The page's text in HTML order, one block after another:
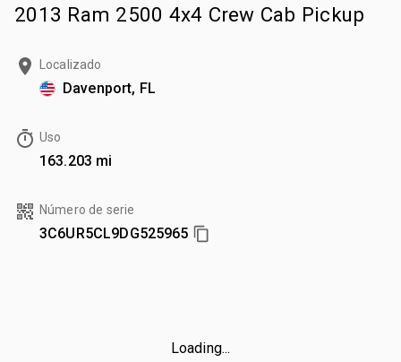
2013 Ram 2500 4x4 Crew Cab Pickup
Localizado
Davenport, FL
Uso
163.203 mi
Número de serie
3C6UR5CL9DG525965
Loading...